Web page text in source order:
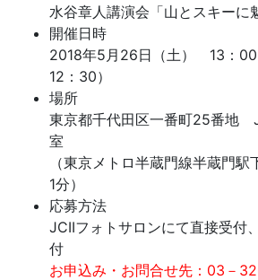
水谷章人講演会「山とスキーに
開催日時
2018年5月26日（土） 13：
12：30）
場所
東京都千代田区一番町25番
室
（東京メトロ半蔵門線半蔵門
1分）
応募方法
JCIIフォトサロンにて直接受付
付
お申込み・お問合せ先：03－